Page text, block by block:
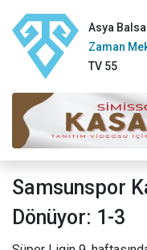
Asya
Zaman
TV 55
Samsunspor
Dönüyor: 1-3